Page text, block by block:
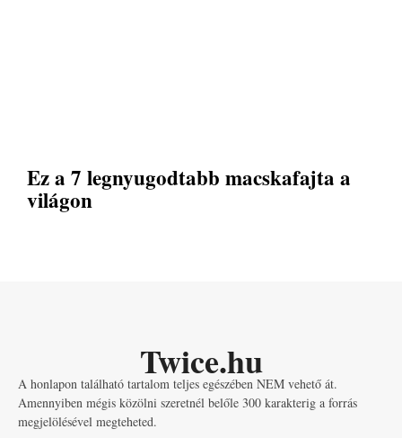
Ez a 7 legnyugodtabb macskafajta a
világon
Twice.hu
A honlapon található tartalom teljes egészében NEM vehető át.
Amennyiben mégis közölni szeretnél belőle 300 karakterig a forrás
megjelölésével megteheted.